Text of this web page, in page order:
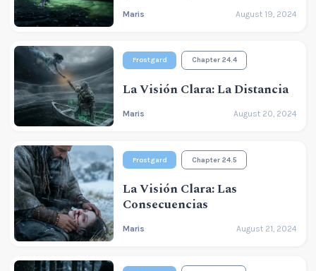
Maris August 19, 2024
Frostgard Chapter 24.4
La Visión Clara: La Distancia
Maris August 20, 2024
Frostgard Chapter 24.5
La Visión Clara: Las
Consecuencias
Maris August 21, 2024